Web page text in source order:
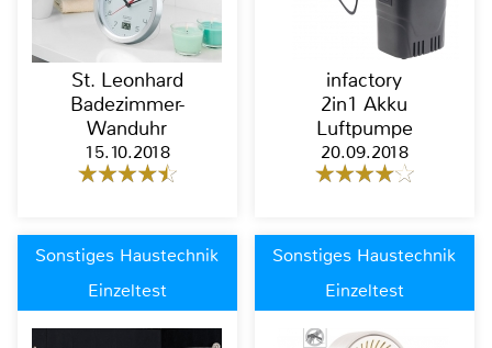
St. Leonhard
Badezimmer-
Wanduhr
15.10.2018
infactory
2in1 Akku
Luftpumpe
20.09.2018
Sonstiges Haustechnik
Einzeltest
Sonstiges Haustechnik
Einzeltest